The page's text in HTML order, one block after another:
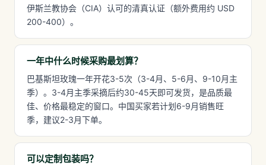
伊斯兰教协会（CIA）认可的清真认证（额外费用约 USD
200-400）。
一年中什么时候采购最划算？
巴基斯坦玫瑰一年开花3-5次（3-4月、5-6月、9-10月主
季）。3-4月主季采摘后约30-45天即可发货，是品质最
佳、价格最稳定的窗口。中国买家若计划6-9月销售旺
季，建议2-3月下单。
可以定制包装吗？